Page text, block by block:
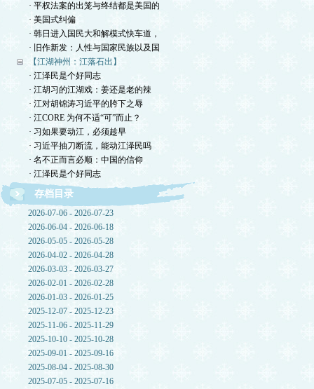
· 平权法案的出笼与终结都是美国的
· 美国式纠偏
· 韩日进入国民大和解模式快车道，
· 旧作新发：人性与国家民族以及国
【江湖神州：江落石出】
· 江泽民是个好同志
· 江胡习的江湖戏：姜还是老的辣
· 江对胡锦涛习近平的胯下之辱
· 江CORE 为何不适“可”而止？
· 习如果要动江，必须趁早
· 习近平抽刀断流，能动江泽民吗
· 名不正而言必顺：中国的信仰
· 江泽民是个好同志
存档目录
2026-07-06 - 2026-07-23
2026-06-04 - 2026-06-18
2026-05-05 - 2026-05-28
2026-04-02 - 2026-04-28
2026-03-03 - 2026-03-27
2026-02-01 - 2026-02-28
2026-01-03 - 2026-01-25
2025-12-07 - 2025-12-23
2025-11-06 - 2025-11-29
2025-10-10 - 2025-10-28
2025-09-01 - 2025-09-16
2025-08-04 - 2025-08-30
2025-07-05 - 2025-07-16